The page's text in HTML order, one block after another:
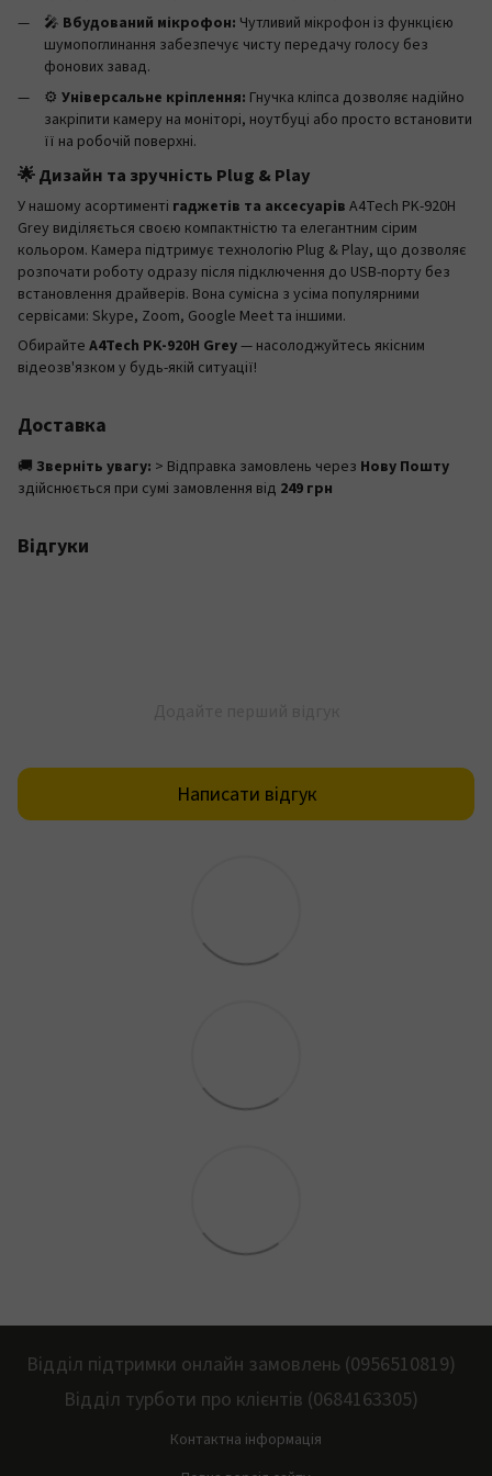
🎤 Вбудований мікрофон: Чутливий мікрофон із функцією
шумопоглинання забезпечує чисту передачу голосу без
фонових завад.
⚙️ Універсальне кріплення: Гнучка кліпса дозволяє надійно
закріпити камеру на моніторі, ноутбуці або просто встановити
її на робочій поверхні.
🌟 Дизайн та зручність Plug & Play
У нашому асортименті гаджетів та аксесуарів A4Tech PK-920H
Grey виділяється своєю компактністю та елегантним сірим
кольором. Камера підтримує технологію Plug & Play, що дозволяє
розпочати роботу одразу після підключення до USB-порту без
встановлення драйверів. Вона сумісна з усіма популярними
сервісами: Skype, Zoom, Google Meet та іншими.
Обирайте A4Tech PK-920H Grey— насолоджуйтесь якісним
відеозв'язком у будь-якій ситуації!
Доставка
🚚 Зверніть увагу: > Відправка замовлень через Нову Пошту
здійснюється при сумі замовлення від 249 грн
Відгуки
Написати відгук
Відділ підтримки онлайн замовлень (0956510819)
Відділ турботи про клієнтів (0684163305)
Контактна інформація